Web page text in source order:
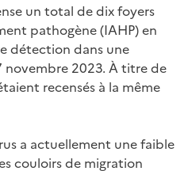
un total de dix foyers
pathogène (IAHP) en
détection dans une
2023. À titre de
recensés à la même
a actuellement une faible
couloirs de migration